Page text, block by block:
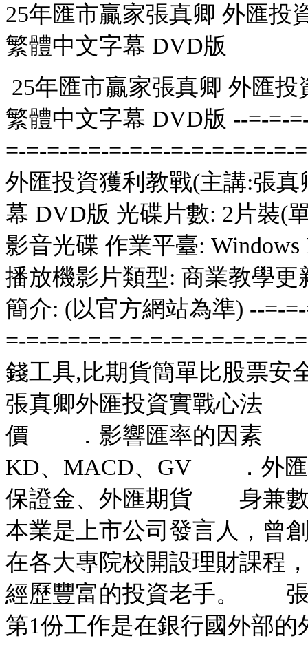
25年匯市贏家張真卿 外匯投
繁體中文字幕 DVD版
25年匯市贏家張真卿 外匯
繁體中文字幕 DVD版 --=-=-
=-=-=-=-=-=-=-=-=-=-=-=-=-
外匯投資獲利教戰(主講:張
幕 DVD版 光碟片數: 2片裝(
影音光碟 作業平臺: Windows
播放機影片類型: 商業教學更
簡介: (以官方網站為準) --=-
=-=-=-=-=-=-=-=-=-=-=-=-=-
錢工具,比期貨簡單比股票
張真卿外匯投資實戰心
價 ．影響匯率的因素 ．
KD、MACD、GV ．外匯
保證金、外匯期貨 身兼數
本業是上市公司發言人，曾
在各大專院校開設理財課程
經歷豐富的投資老手。 張
第1份工作是在銀行國外部